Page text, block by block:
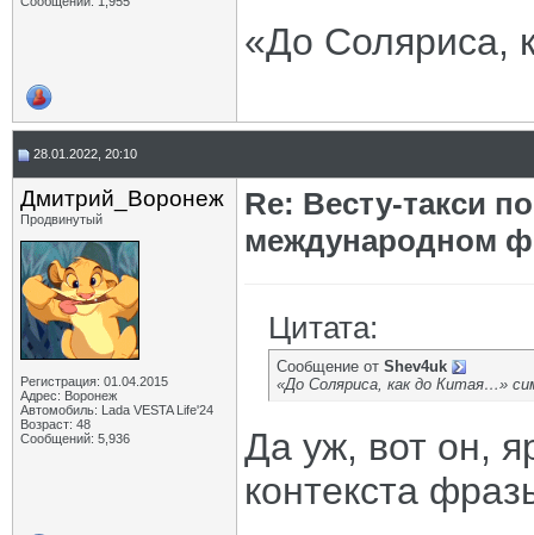
«До Соляриса,
28.01.2022, 20:10
Дмитрий_Воронеж
Продвинутый
Регистрация: 01.04.2015
Адрес: Воронеж
Автомобиль: Lada VESTA Life'24
Возраст: 48
Сообщений: 5,936
Re: Весту-такси
международном
Цитата:
Сообщение от Shev4uk
«До Соляриса, как до Китая…»
Да уж, вот он,
контекста